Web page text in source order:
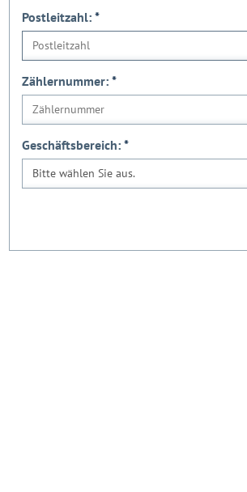
Postleitzahl:*
Zählernummer:*
Geschäftsbereich:*
Bitte wählen Sie aus.